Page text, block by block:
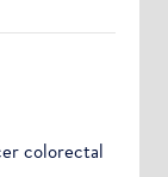
colorectal